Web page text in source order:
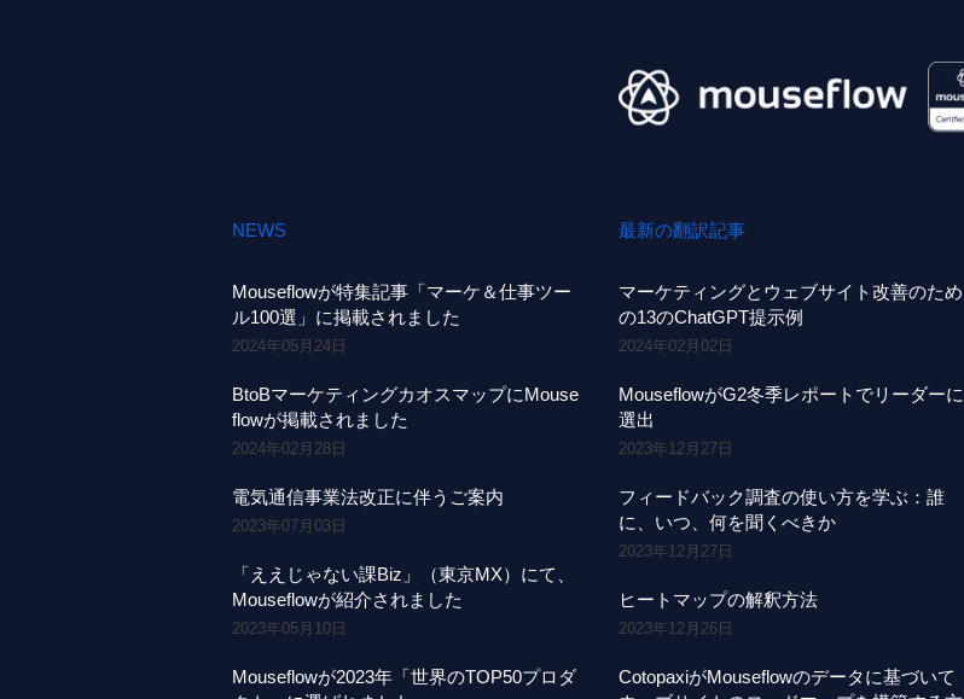
NEWS
Mouseflowが特集記事「マーケ＆仕事ツー
ル100選」に掲載されました
2024年05月24日
BtoBマーケティングカオスマップにMouse
flowが掲載されました
2024年02月28日
電気通信事業法改正に伴うご案内
2023年07月03日
「ええじゃない課Biz」（東京MX）にて、
Mouseflowが紹介されました
2023年05月10日
Mouseflowが2023年「世界のTOP50プロダ
最新の翻訳記事
マーケティングとウェブサイト改善のため
の13のChatGPT提示例
2024年02月02日
MouseflowがG2冬季レポートでリーダーに
選出
2023年12月27日
フィードバック調査の使い方を学ぶ：誰
に、いつ、何を聞くべきか
2023年12月27日
ヒートマップの解釈方法
2023年12月26日
CotopaxiがMouseflowのデータに基づいて